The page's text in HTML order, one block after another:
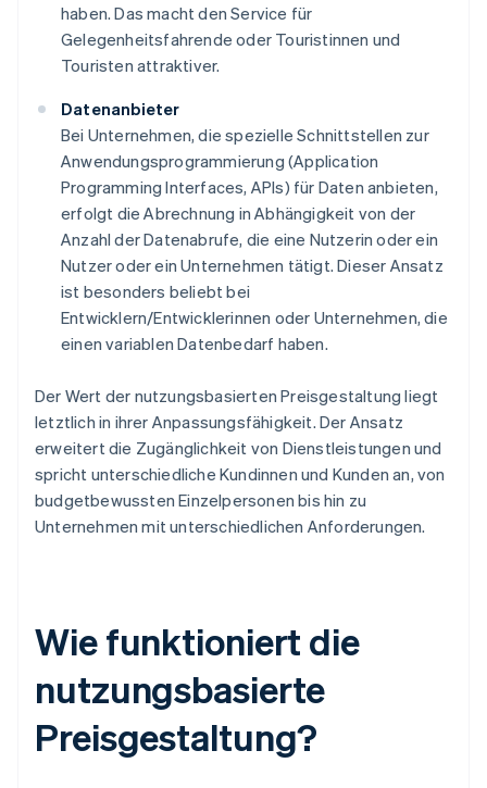
haben. Das macht den Service für
Gelegenheitsfahrende oder Touristinnen und
Touristen attraktiver.
Datenanbieter
Bei Unternehmen, die spezielle Schnittstellen zur
Anwendungsprogrammierung (Application
Programming Interfaces, APIs) für Daten anbieten,
erfolgt die Abrechnung in Abhängigkeit von der
Anzahl der Datenabrufe, die eine Nutzerin oder ein
Nutzer oder ein Unternehmen tätigt. Dieser Ansatz
ist besonders beliebt bei
Entwicklern/Entwicklerinnen oder Unternehmen, die
einen variablen Datenbedarf haben.
Der Wert der nutzungsbasierten Preisgestaltung liegt
letztlich in ihrer Anpassungsfähigkeit. Der Ansatz
erweitert die Zugänglichkeit von Dienstleistungen und
spricht unterschiedliche Kundinnen und Kunden an, von
budgetbewussten Einzelpersonen bis hin zu
Unternehmen mit unterschiedlichen Anforderungen.
Wie funktioniert die
nutzungsbasierte
Preisgestaltung?